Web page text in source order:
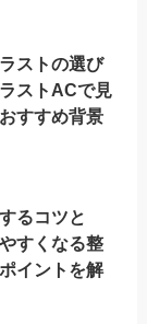
ストの選び
ストACで見
すすめ背景
るコツと
すくなる整
イントを解